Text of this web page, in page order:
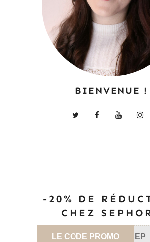
BIENVENUE !
-20% DE
CHEZ
LE CODE PROMO SEP